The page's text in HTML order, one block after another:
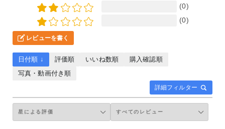
(0)
(0)
レビューを書く
詳細フィルター
日付順 ↓ 評価順 いいね数順
購入確認順
写真・動画付き順